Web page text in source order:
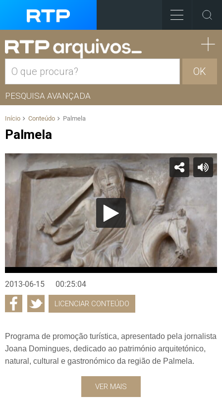
OK
PESQUISA AVANÇADA
Início Conteúdo Palmela
Palmela
2013-06-15 00:25:04
LICENCIAR CONTEÚDO
Programa de promoção turística, apresentado pela jornalista
Joana Domingues, dedicado ao património arquitetónico,
natural, cultural e gastronómico da região de Palmela.
VER MAIS